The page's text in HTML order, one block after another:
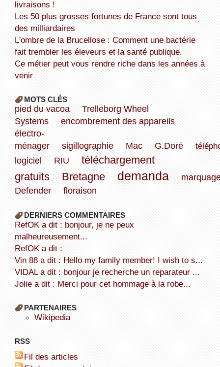
livraisons !
Les 50 plus grosses fortunes de France sont tous
des milliardaires
L'ombre de la Brucellose : Comment une bactérie
fait trembler les éleveurs et la santé publique.
Ce métier peut vous rendre riche dans les années à
venir
MOTS CLÉS
pied du vacoa
Trelleborg Wheel
Systems
encombrement des appareils
électro-
ménager
sigillographie Mac G.Doré
logiciel
RIU
téléchargement
gratuits
Bretagne demanda
Defender
floraison
DERNIERS COMMENTAIRES
refOK a dit : bonjour, je ne peux
malheureusement...
refOK a dit :
Vin 88 a dit : Hello my family member! I wish to s...
VIDAL a dit : bonjour je recherche un reparateur ...
Jolie a dit : Merci pour cet hommage à la robe...
PARTENAIRES
wikipedia
RSS
Fil des articles